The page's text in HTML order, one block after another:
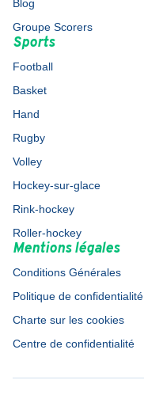
Blog
Groupe Scorers
Sports
Football
Basket
Hand
Rugby
Volley
Hockey-sur-glace
Rink-hockey
Roller-hockey
Mentions légales
Conditions Générales
Politique de confidentialité
Charte sur les cookies
Centre de confidentialité